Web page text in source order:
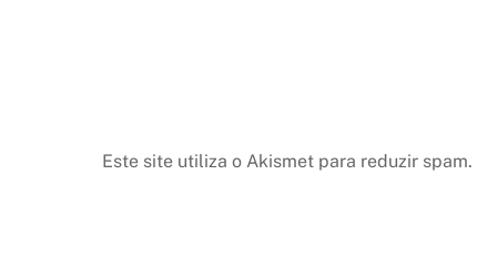
Este site utiliza o Akismet para reduzir spam.